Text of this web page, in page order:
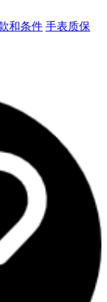
和条件 手表质保